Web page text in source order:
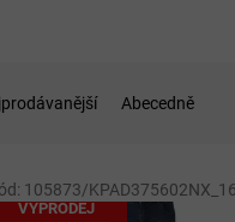
Abecedně
TOTÁLNÍ
VÝPRODEJ
105873/